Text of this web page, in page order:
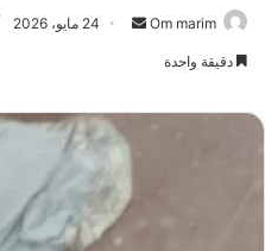
Om marim
أرسل 24 مايو، 2026
دقيقة واحدة